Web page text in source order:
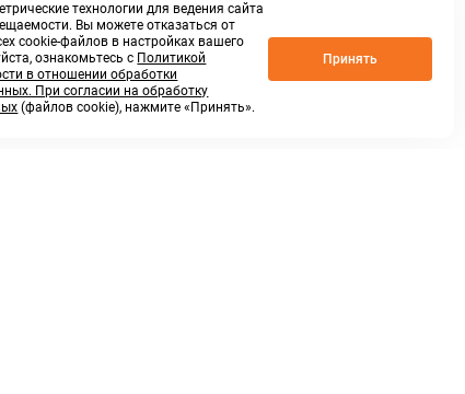
технологии для ведения сайта
Вы можете отказаться от
cookie-файлов в настройках вашего
ознакомьтесь с Политикой
в отношении обработки
При согласии на обработку
(файлов cookie), нажмите «Принять».
Принять